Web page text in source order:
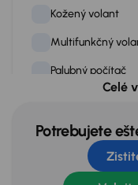
Kožený volant
Multifunkčný
Palubný počítač
Radenie
Celé
Potrebujete